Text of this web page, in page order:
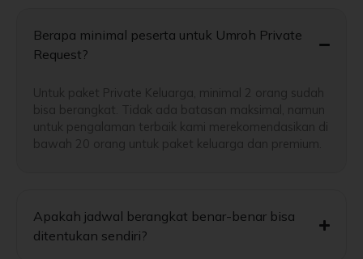
Berapa minimal peserta untuk Umroh Private
Request?
Untuk paket Private Keluarga, minimal 2 orang sudah
bisa berangkat. Tidak ada batasan maksimal, namun
untuk pengalaman terbaik kami merekomendasikan di
bawah 20 orang untuk paket keluarga dan premium.
Apakah jadwal berangkat benar-benar bisa
ditentukan sendiri?